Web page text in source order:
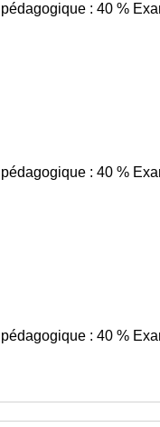
: 40 %
: 40 %
: 40 %